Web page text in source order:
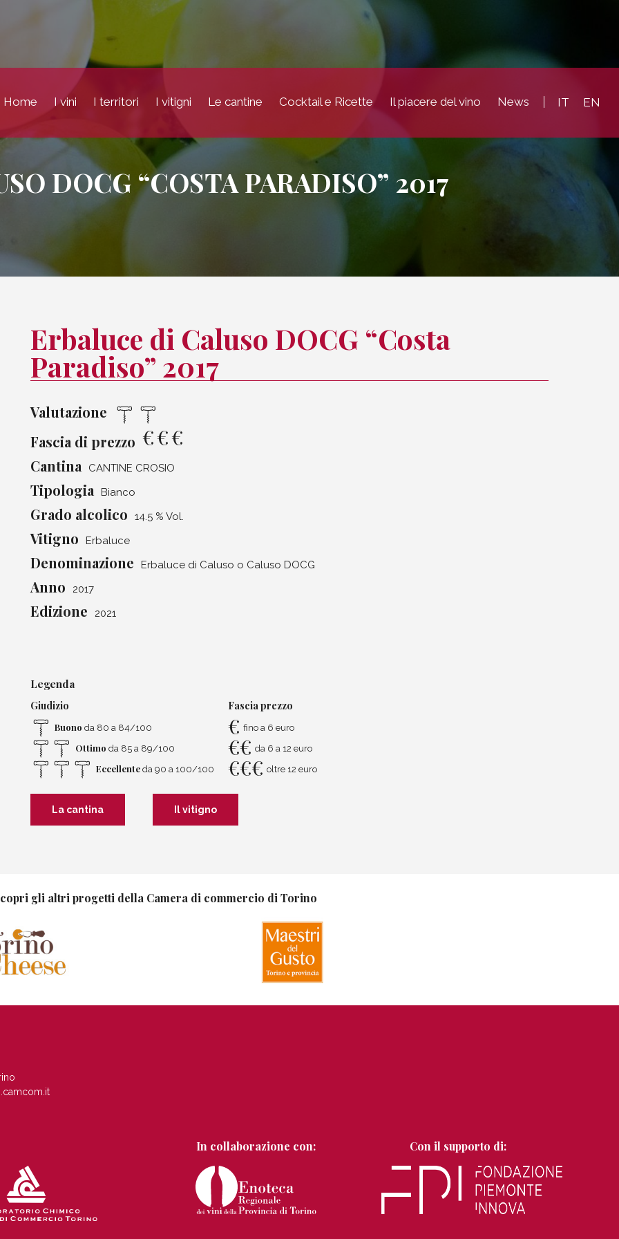
Home I vini I territori I vitigni Le cantine Cocktail e Ricette Il piacere del vino News IT EN
DOCG “COSTA PARADISO” 2017
Erbaluce di Caluso DOCG “Costa
Paradiso” 2017
Valutazione
Fascia di prezzo €€€
Cantina CANTINE CROSIO
Tipologia Bianco
Grado alcolico 14.5 % Vol.
Vitigno Erbaluce
Denominazione Erbaluce di Caluso o Caluso DOCG
Anno 2017
Edizione 2021
Legenda
Giudizio
Buono da 80 a 84/100
Ottimo da 85 a 89/100
Eccellente da 90 a 100/100
Fascia prezzo
€ fino a 6 euro
€€ da 6 a 12 euro
€€€ oltre 12 euro
La cantina Il vitigno
gli altri progetti della Camera di commercio di Torino
In collaborazione con: Con il supporto di: